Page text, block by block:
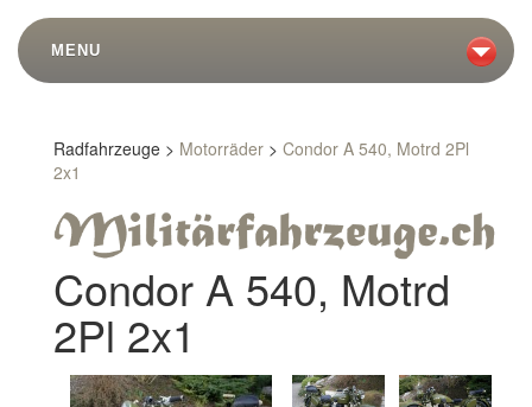
MENU
Radfahrzeuge > Motorräder > Condor A 540, Motrd 2Pl
2x1
Condor A 540, Motrd
2Pl 2x1